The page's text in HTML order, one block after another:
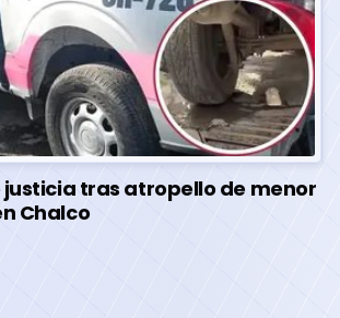
justicia tras atropello de menor
Chalco